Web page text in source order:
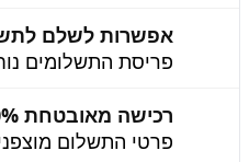
אפשרות לשלם
פריסת התשלומים
רכישה מאובטחת 100% SSL
פרטי התשלום